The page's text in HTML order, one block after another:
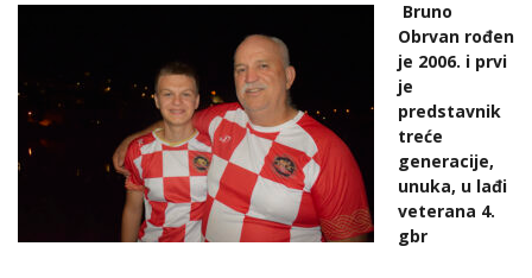
Bruno
Obrvan rođen
je 2006. i prvi
je
predstavnik
treće
generacije,
unuka, u lađi
veterana 4.
gbr